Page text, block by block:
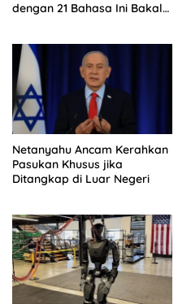
dengan 21 Bahasa Ini Bakal
Netanyahu Ancam Kerahkan
Pasukan Khusus jika
Ditangkap di Luar Negeri